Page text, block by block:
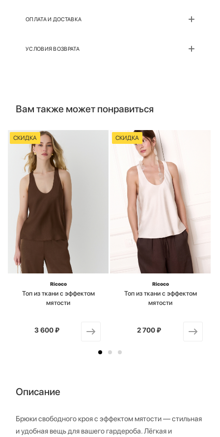
ОПЛАТА И ДОСТАВКА
УСЛОВИЯ ВОЗВРАТА
Вам также может понравиться
СКИДКА
Ricoco
Топ из ткани с эффектом
мятости
от
3 600 ₽
СКИДКА
Ricoco
Топ из ткани с эффектом
мятости
от
2 700 ₽
Описание
Брюки свободного кроя с эффектом мятости — стильная
и удобная вещь для вашего гардероба. Лёгкая и